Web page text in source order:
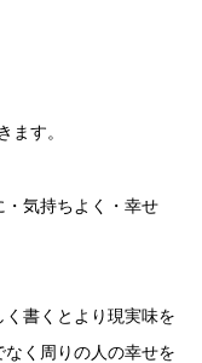
ます。
・気持ちよく・幸せ
書くとより現実味を
く周りの人の幸せを